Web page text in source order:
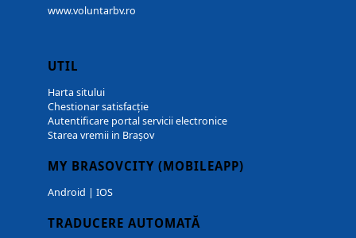
www.voluntarbv.ro
UTIL
Harta sitului
Chestionar satisfacție
Autentificare portal servicii electronice
Starea vremii in Brașov
MY BRASOVCITY (MOBILEAPP)
Android | IOS
TRADUCERE AUTOMATĂ